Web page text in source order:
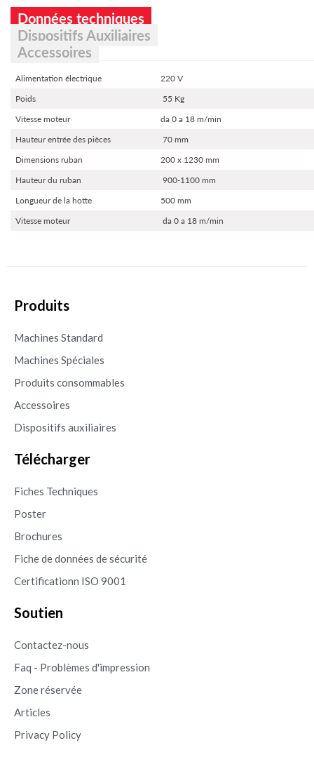
Données techniques
Dispositifs Auxiliaires
Accessoires
Alimentation électrique
220 V
Poids
55 Kg
Vitesse moteur
da 0 a 18 m/min
Hauteur entrée des pièces
70 mm
Dimensions ruban
200 x 1230 mm
Hauteur du ruban
900-1100 mm
Longueur de la hotte
500 mm
Vitesse moteur
da 0 a 18 m/min
Produits
Machines Standard
Machines Spéciales
Produits consommables
Accessoires
Dispositifs auxiliaires
Télécharger
Fiches Techniques
Poster
Brochures
Fiche de données de sécurité
Certificationn ISO 9001
Soutien
Contactez-nous
Faq - Problèmes d'impression
Zone réservée
Articles
Privacy Policy